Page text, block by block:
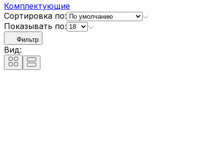
Комплектующие
Сортировка по:
Показывать по:
Фильтр
Вид: